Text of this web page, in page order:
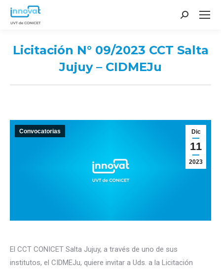
Search:
Licitación N° 09/2023 CCT Salta
Jujuy – CIDMEJu
Dic
11
2023
Convocatorias
El CCT CONICET Salta Jujuy, a través de uno de sus
institutos, el CIDMEJu, quiere invitar a Uds. a la Licitación